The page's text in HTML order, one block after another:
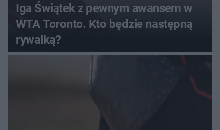
Iga Świątek z pewnym awansem w
WTA Toronto. Kto będzie następną
rywalką?